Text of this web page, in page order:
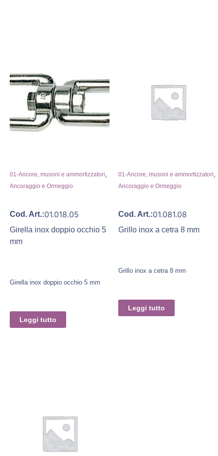
01-Ancore, musoni e ammortizzatori,
Ancoraggio e Ormeggio
Cod. Art.:01.018.05
Girella inox doppio occhio 5
mm
Girella inox doppio occhio 5 mm
Leggi tutto
01-Ancore, musoni e ammortizzatori,
Ancoraggio e Ormeggio
Cod. Art.:01.081.08
Grillo inox a cetra 8 mm
Grillo inox a cetra 8 mm
Leggi tutto